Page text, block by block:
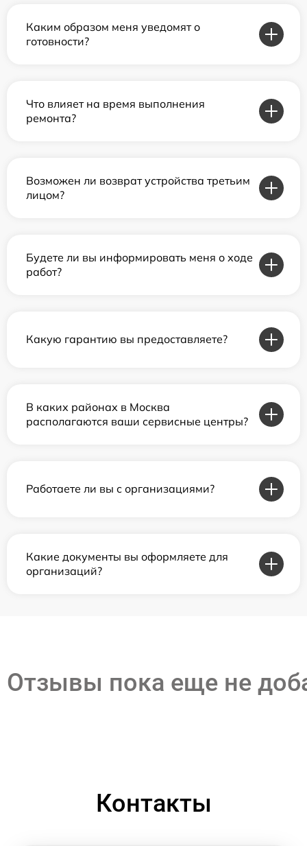
Каким образом меня уведомят о
готовности?
Что влияет на время выполнения
ремонта?
Возможен ли возврат устройства третьим
лицом?
Будете ли вы информировать меня о ходе
работ?
Какую гарантию вы предоставляете?
В каких районах в Москва
располагаются ваши сервисные центры?
Работаете ли вы с организациями?
Какие документы вы оформляете для
организаций?
Отзывы пока еще не
Контакты